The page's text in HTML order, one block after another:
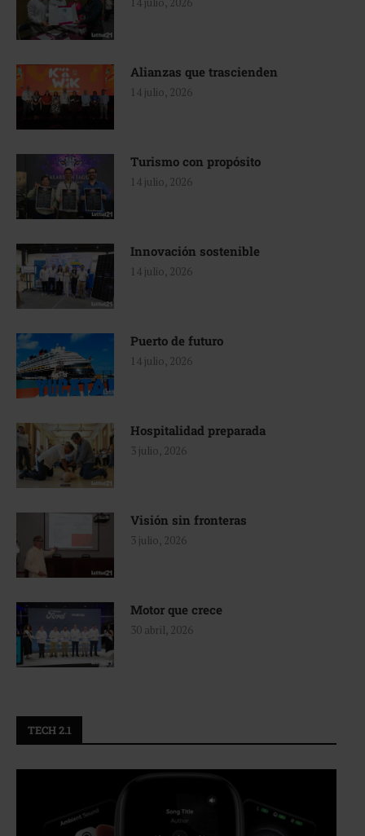
Alianzas que trascienden
14 julio, 2026
Turismo con propósito
14 julio, 2026
Innovación sostenible
14 julio, 2026
Puerto de futuro
14 julio, 2026
Hospitalidad preparada
3 julio, 2026
Visión sin fronteras
3 julio, 2026
Motor que crece
30 abril, 2026
TECH 2.1